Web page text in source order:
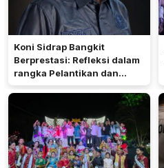
Koni Sidrap Bangkit
Berprestasi: Refleksi dalam
rangka Pelantikan dan
Rakerda 2026